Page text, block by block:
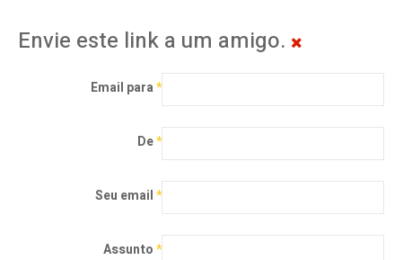
Envie este link a um amigo.
Email para*
De*
Seu email*
Assunto*